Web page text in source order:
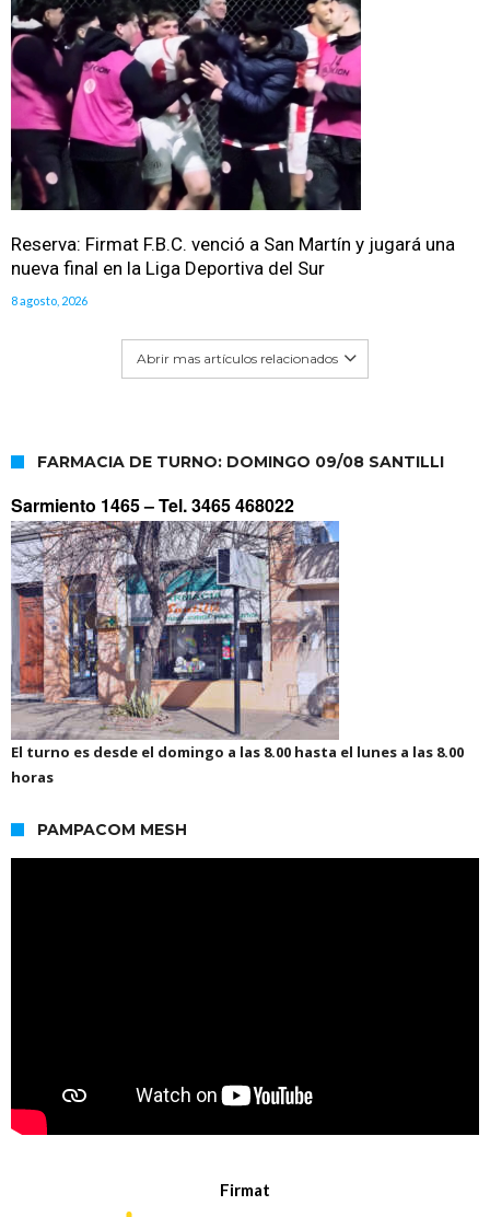
Reserva: Firmat F.B.C. venció a San Martín y jugará una
nueva final en la Liga Deportiva del Sur
8 agosto, 2026
Abrir mas artículos relacionados
FARMACIA DE TURNO: DOMINGO 09/08 SANTILLI
Sarmiento 1465 –Tel. 3465 468022
El turno es desde el domingo a las 8.00 hasta el lunes a las 8.00
horas
PAMPACOM MESH
Firmat